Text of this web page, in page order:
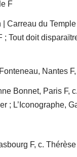
F
Carreau du
Tout doit
Nantes
Bonnet, Paris F,
; L’Iconographe,
F, c.